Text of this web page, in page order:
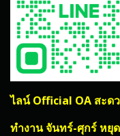
ไลน์ Official OA สะด
ทำงาน จันทร์-ศุกร์ หยุ